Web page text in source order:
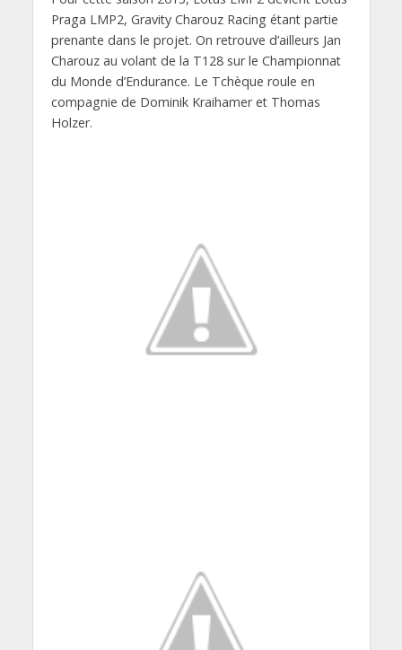
Praga LMP2, Gravity Charouz Racing étant partie
prenante dans le projet. On retrouve d’ailleurs Jan
Charouz au volant de la T128 sur le Championnat
du Monde d’Endurance. Le Tchèque roule en
compagnie de Dominik Kraihamer et Thomas
Holzer.